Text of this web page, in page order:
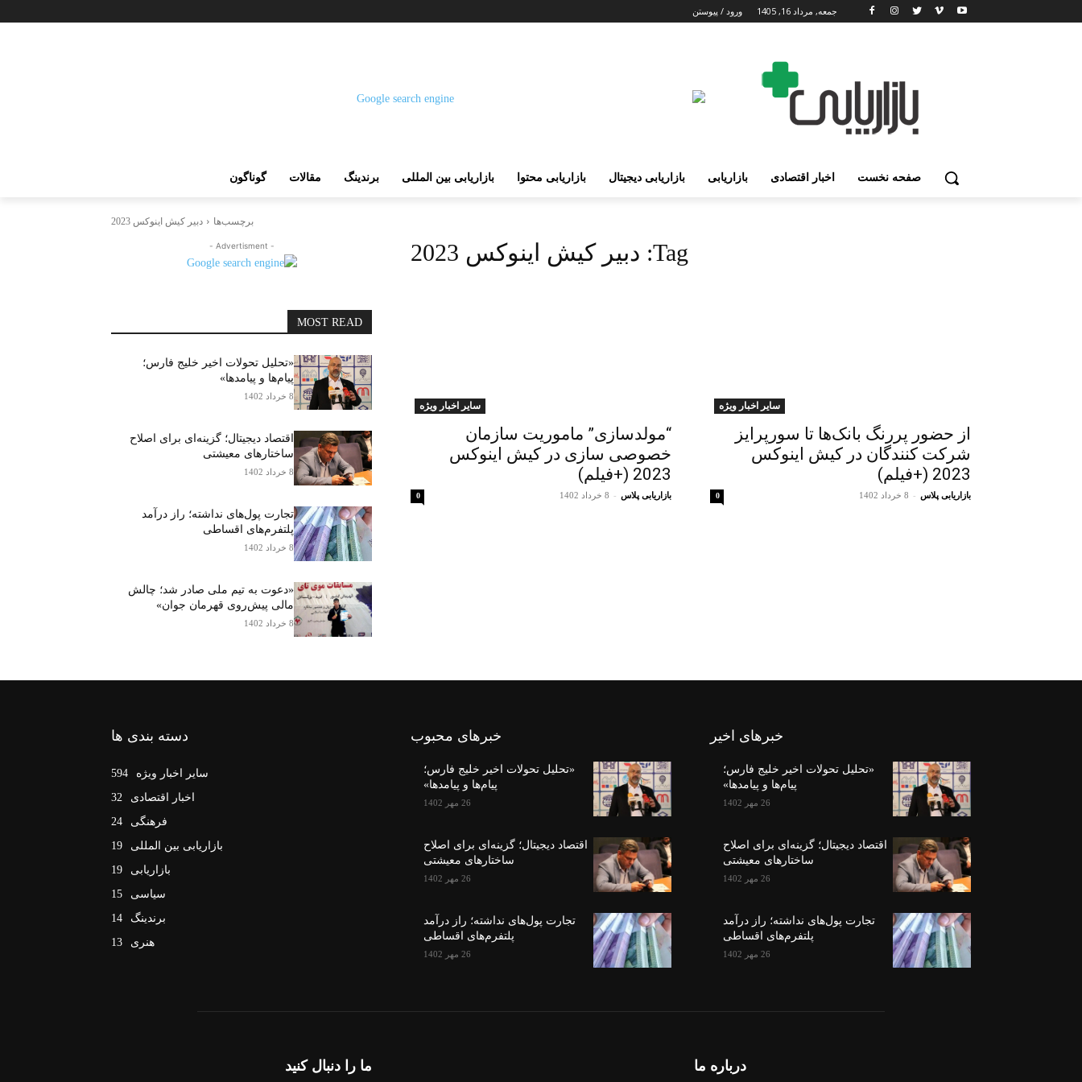
جمعه, مرداد 16, 1405 ورود / پیوستن
صفحه نخست اخبار اقتصادی بازاریابی بازاریابی دیجیتال بازاریابی محتوا بازاریابی بین المللی برندینگ مقالات گوناگون
برچسب‌ها دبیر کیش اینوکس 2023
Tag: دبیر کیش اینوکس 2023
سایر اخبار ویژه
از حضور پررنگ بانک‌ها تا سورپرایز
شرکت کنندگان در کیش اینوکس
2023 (+فیلم)
بازاریابی پلاس - 8 خرداد 1402 0
سایر اخبار ویژه
“مولدسازی” ماموریت سازمان
خصوصی سازی در کیش اینوکس
2023 (+فیلم)
بازاریابی پلاس - 8 خرداد 1402 0
- Advertisment -
MOST READ
«تحلیل تحولات اخیر خلیج فارس؛
پیام‌ها و پیامدها»
8 خرداد 1402
اقتصاد دیجیتال؛ گزینه‌ای برای اصلاح
ساختارهای معیشتی
8 خرداد 1402
تجارت پول‌های نداشته؛ راز درآمد
پلتفرم‌های اقساطی
8 خرداد 1402
«دعوت به تیم ملی صادر شد؛ چالش
مالی پیش‌روی قهرمان جوان»
8 خرداد 1402
خبرهای اخیر
«تحلیل تحولات اخیر خلیج فارس؛
پیام‌ها و پیامدها»
26 مهر 1402
اقتصاد دیجیتال؛ گزینه‌ای برای اصلاح
ساختارهای معیشتی
26 مهر 1402
تجارت پول‌های نداشته؛ راز درآمد
پلتفرم‌های اقساطی
26 مهر 1402
خبرهای محبوب
«تحلیل تحولات اخیر خلیج فارس؛
پیام‌ها و پیامدها»
26 مهر 1402
اقتصاد دیجیتال؛ گزینه‌ای برای اصلاح
ساختارهای معیشتی
26 مهر 1402
تجارت پول‌های نداشته؛ راز درآمد
پلتفرم‌های اقساطی
26 مهر 1402
دسته بندی ها
سایر اخبار ویژه
594
اخبار اقتصادی
32
فرهنگی
24
بازاریابی بین المللی
19
بازاریابی
19
سیاسی
15
برندینگ
14
هنری
13
درباره ما ما را دنبال کنید